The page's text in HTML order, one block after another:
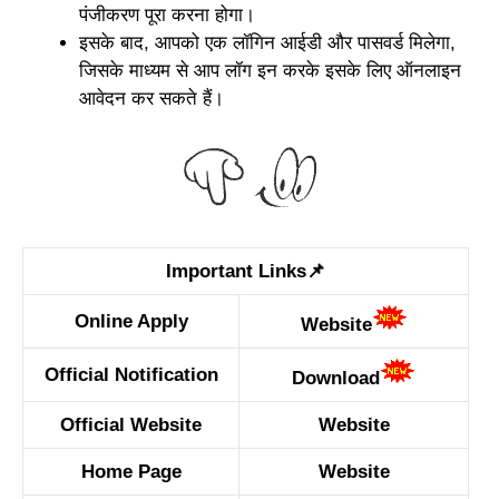
पंजीकरण पूरा करना होगा।
इसके बाद, आपको एक लॉगिन आईडी और पासवर्ड मिलेगा,
जिसके माध्यम से आप लॉग इन करके इसके लिए ऑनलाइन
आवेदन कर सकते हैं।
Important Links📌
Online Apply Website
Official Notification Download
Official Website Website
Home Page Website